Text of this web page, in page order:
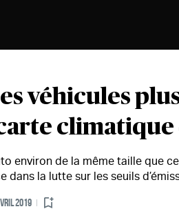
véhicules
climatique
environ de la même taille que
dans la lutte sur les seuils
2019